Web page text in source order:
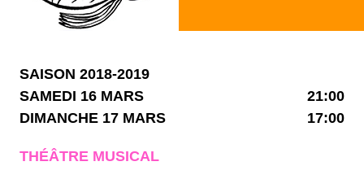
SAISON 2018-2019
SAMEDI 16 MARS
21:00
DIMANCHE 17 MARS
17:00
THÉÂTRE MUSICAL